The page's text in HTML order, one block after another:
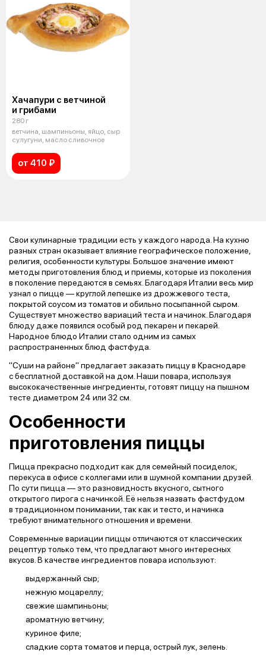
Хачапури с ветчиной
и грибами
280 г
ветчина, шампиньоны, яйцо, сыр
сулугуни, масло сливочное
от 410 ₽
Свои кулинарные традиции есть у каждого народа. На кухню
разных стран оказывает влияние географическое положение,
религия, особенности культуры. Большое значение имеют
методы приготовления блюд и приемы, которые из поколения
в поколение передаются в семьях. Благодаря Италии весь мир
узнал о пицце — круглой лепешке из дрожжевого теста,
покрытой соусом из томатов и обильно посыпанной сыром.
Существует множество вариаций теста и начинок. Благодаря
блюду даже появился особый род пекарен и пекарей.
Народное блюдо Италии стало одним из самых
распространенных блюд фастфуда.
"Суши на районе" предлагает заказать пиццу в Краснодаре
с бесплатной доставкой на дом. Наши повара, используя
высококачественные ингредиенты, готовят пиццу на пышном
тесте диаметром 24 или 32 см.
Особенности
приготовления пиццы
Пицца прекрасно подходит как для семейный посиделок,
перекуса в офисе с коллегами или в шумной компании друзей.
По сути пицца — это разновидность вкусного, сытного
открытого пирога с начинкой. Её нельзя назвать фастфудом
в традиционном понимании, так как и тесто, и начинка
требуют внимательного отношения и времени.
Современные вариации пиццы отличаются от классических
рецептур только тем, что предлагают много интересных
вкусов. В качестве ингредиентов повара используют:
выдержанный сыр;
нежную моцареллу;
свежие шампиньоны;
ароматную ветчину;
куриное филе;
сладкие сорта томатов и перца, острый лук, зелень.